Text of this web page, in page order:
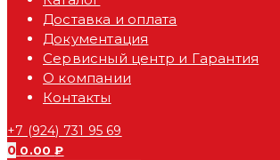
Доставка и оплата
Документация
Сервисный центр и Гарантия
О компании
Контакты
+7 (924) 731 95 69
0 0.00₽